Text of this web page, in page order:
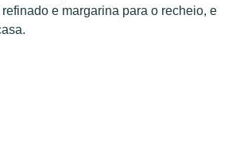
e margarina para o recheio, e